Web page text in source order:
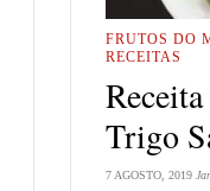
FRUTOS DO
RECEITAS
Trigo
7 AGOSTO, 2019